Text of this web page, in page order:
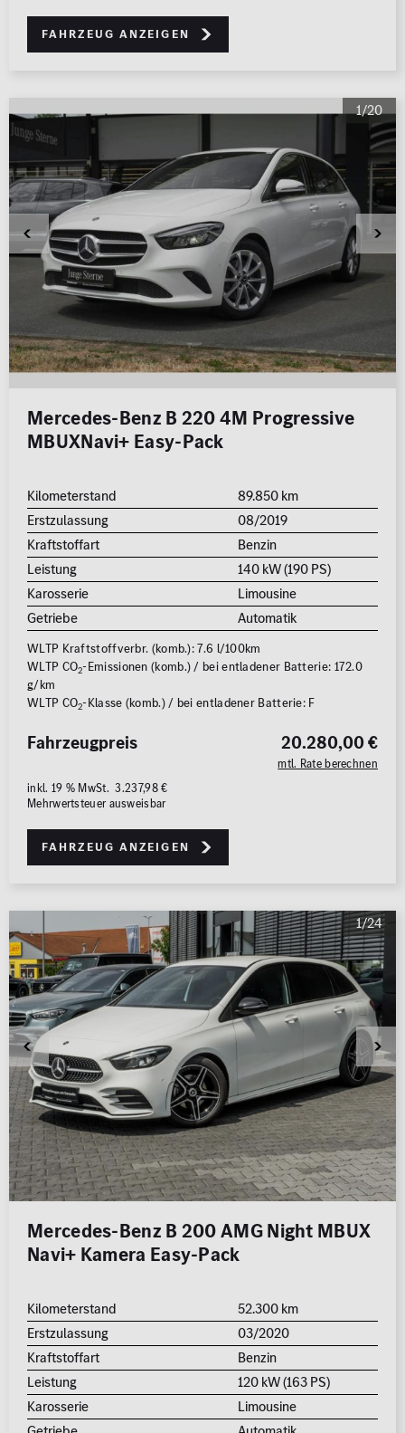
Fahrzeug anzeigen
1/20
Mercedes-Benz B 220 4M Progressive
MBUXNavi+ Easy-Pack
Kilometerstand
89.850 km
Erstzulassung
08/2019
Kraftstoffart
Benzin
Leistung
140 kW (190 PS)
Karosserie
Limousine
Getriebe
Automatik
WLTP Kraftstoffverbr. (komb.): 7.6 l/100km
WLTP CO2-Emissionen (komb.) / bei entladener Batterie: 172.0
g/km
WLTP CO2-Klasse (komb.) / bei entladener Batterie: F
20.280,00 €
mtl. Rate berechnen
Fahrzeugpreis
inkl. 19 % MwSt. 3.237,98 €
Mehrwertsteuer ausweisbar
Fahrzeug anzeigen
1/24
Mercedes-Benz B 200 AMG Night MBUX
Navi+ Kamera Easy-Pack
Kilometerstand
52.300 km
Erstzulassung
03/2020
Kraftstoffart
Benzin
Leistung
120 kW (163 PS)
Karosserie
Limousine